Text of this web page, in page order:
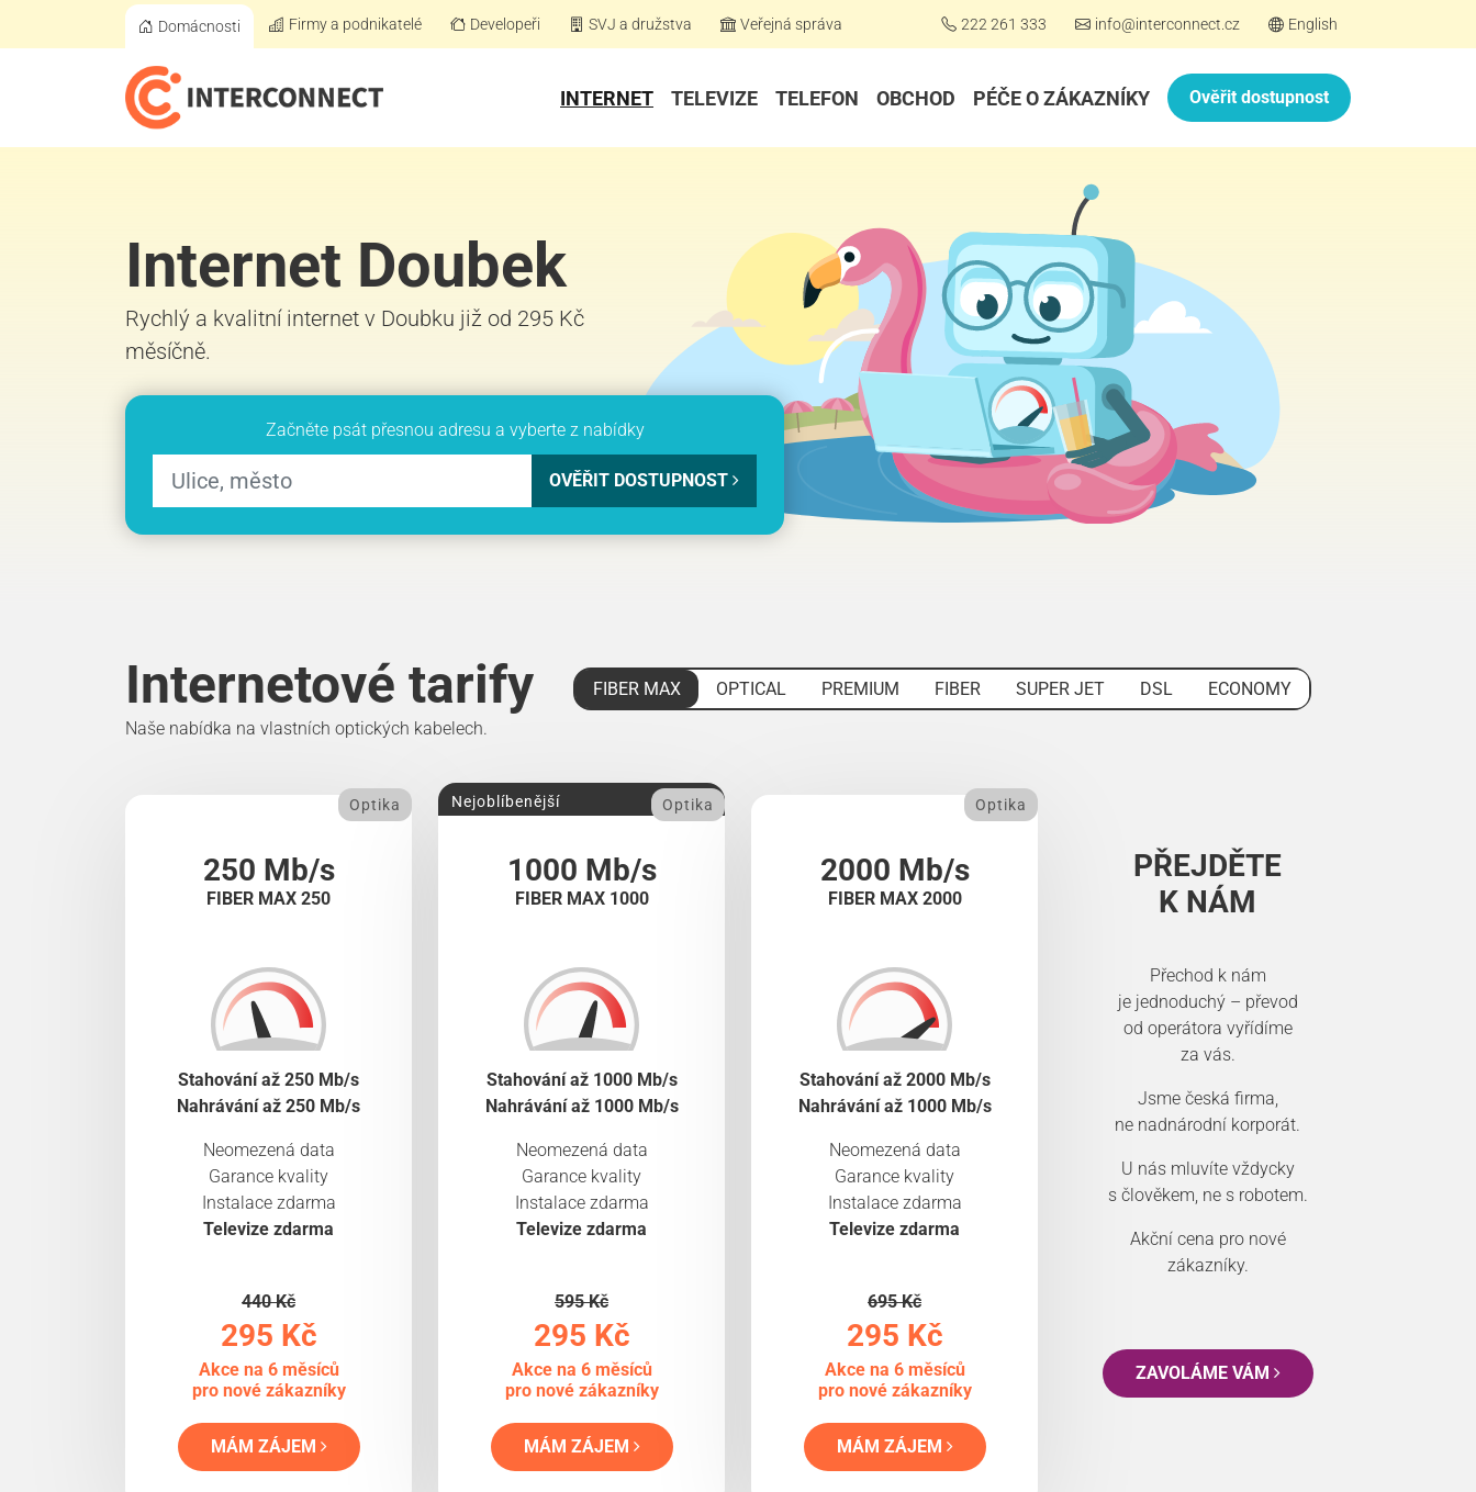
Domácnosti Firmy a podnikatelé Developeři SVJ a družstva Veřejná správa 222 261 333 info@interconnect.cz English
INTERNET TELEVIZE TELEFON OBCHOD PÉČE O ZÁKAZNÍKY Ověřit dostupnost
Internet Doubek
Rychlý a kvalitní internet v Doubku již od 295 Kč
měsíčně.
Začněte psát přesnou adresu a vyberte z nabídky
OVĚŘIT DOSTUPNOST
Internetové tarify FIBER MAX OPTICAL PREMIUM FIBER SUPER JET DSL
ECONOMY
Naše nabídka na vlastních optických kabelech.
250 Mb/s
FIBER MAX 250
Optika
Stahování až 250 Mb/s
Nahrávání až 250 Mb/s
Neomezená data
Garance kvality
Instalace zdarma
Televize zdarma
440 Kč
295 Kč
Akce na 6 měsíců
pro nové zákazníky
MÁM ZÁJEM
1000 Mb/s
FIBER MAX 1000
Nejoblíbenější Optika
Stahování až 1000 Mb/s
Nahrávání až 1000 Mb/s
Neomezená data
Garance kvality
Instalace zdarma
Televize zdarma
595 Kč
295 Kč
Akce na 6 měsíců
pro nové zákazníky
MÁM ZÁJEM
2000 Mb/s
FIBER MAX 2000
Optika
Stahování až 2000 Mb/s
Nahrávání až 1000 Mb/s
Neomezená data
Garance kvality
Instalace zdarma
Televize zdarma
695 Kč
295 Kč
Akce na 6 měsíců
pro nové zákazníky
MÁM ZÁJEM
PŘEJDĚTE
K NÁM
Přechod k nám
je jednoduchý – převod
od operátora vyřídíme
za vás.
Jsme česká firma,
ne nadnárodní korporát.
U nás mluvíte vždycky
s člověkem, ne s robotem.
Akční cena pro nové
zákazníky.
ZAVOLÁME VÁM